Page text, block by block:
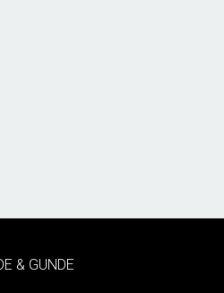
& GUNDE